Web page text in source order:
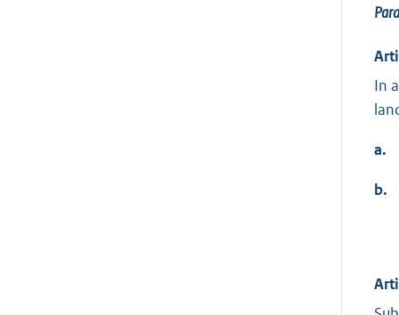
In
a.
b.